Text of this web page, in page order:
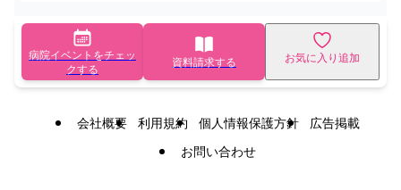
病院イベントをチェッ
クする
資料請求する お気に入り追加
会社概要 利用規約 個人情報保護方針
広告掲載
お問い合わせ